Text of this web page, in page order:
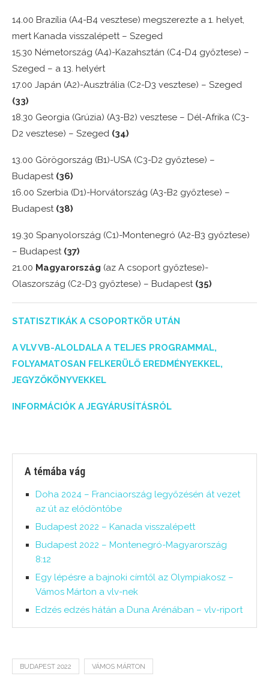
14.00 Brazília (A4-B4 vesztese) megszerezte a 1. helyet,
mert Kanada visszalépett – Szeged
15.30 Németország (A4)-Kazahsztán (C4-D4 győztese) –
Szeged – a 13. helyért
17.00 Japán (A2)-Ausztrália (C2-D3 vesztese) – Szeged
(33)
18.30 Georgia (Grúzia) (A3-B2) vesztese – Dél-Afrika (C3-
D2 vesztese) – Szeged (34)
13.00 Görögország (B1)-USA (C3-D2 győztese) –
Budapest (36)
16.00 Szerbia (D1)-Horvátország (A3-B2 győztese) –
Budapest (38)
19.30 Spanyolország (C1)-Montenegró (A2-B3 győztese)
– Budapest (37)
21.00 Magyarország (az A csoport győztese)-
Olaszország (C2-D3 győztese) – Budapest (35)
STATISZTIKÁK A CSOPORTKÖR UTÁN
A VLV VB-ALOLDALA A TELJES PROGRAMMAL,
FOLYAMATOSAN FELKERÜLŐ EREDMÉNYEKKEL,
JEGYZŐKÖNYVEKKEL
INFORMÁCIÓK A JEGYÁRUSÍTÁSRÓL
A témába vág
Doha 2024 – Franciaország legyőzésén át vezet
az út az elődöntőbe
Budapest 2022 – Kanada visszalépett
Budapest 2022 – Montenegró-Magyarország
8:12
Egy lépésre a bajnoki címtől az Olympiakosz –
Vámos Márton a vlv-nek
Edzés edzés hátán a Duna Arénában – vlv-riport
BUDAPEST 2022 VÁMOS MÁRTON